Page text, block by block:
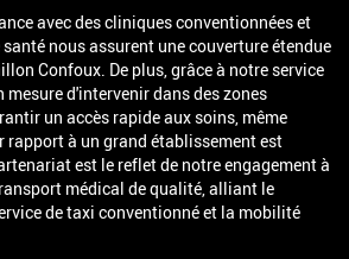
avec des cliniques conventionnées et
nous assurent une couverture étendue
Confoux. De plus, grâce à notre service
mesure d'intervenir dans des zones
un accès rapide aux soins, même
rapport à un grand établissement est
est le reflet de notre engagement à
médical de qualité, alliant le
de taxi conventionné et la mobilité